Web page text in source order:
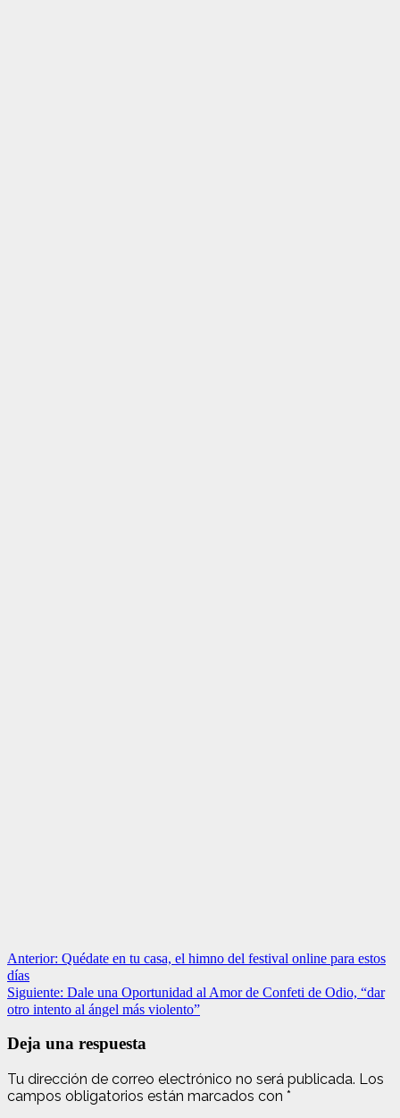
Navegación
de
entradas
Anterior: Quédate en tu casa, el himno del festival online para estos
días
Siguiente: Dale una Oportunidad al Amor de Confeti de Odio, “dar
otro intento al ángel más violento”
Deja una respuesta
Tu dirección de correo electrónico no será publicada. Los
campos obligatorios están marcados con *